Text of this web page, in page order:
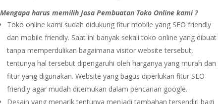
Mengapa harus memilih Jasa Pembuatan Toko Online kami ?
Toko online kami sudah didukung fitur mobile yang SEO friendly
dan mobile friendly. Saat ini banyak sekali toko online yang dibuat
tanpa memperdulikan bagaimana visitor website tersebut,
tentunya hal tersebut dipengaruhi oleh harganya yang murah dan
fitur yang digunakan. Website yang bagus diperlukan fitur SEO
friendly agar mudah ditemukan dalam pencarian google.
Desain yang menarik tentunya menjadi tambahan tersendiri bagi